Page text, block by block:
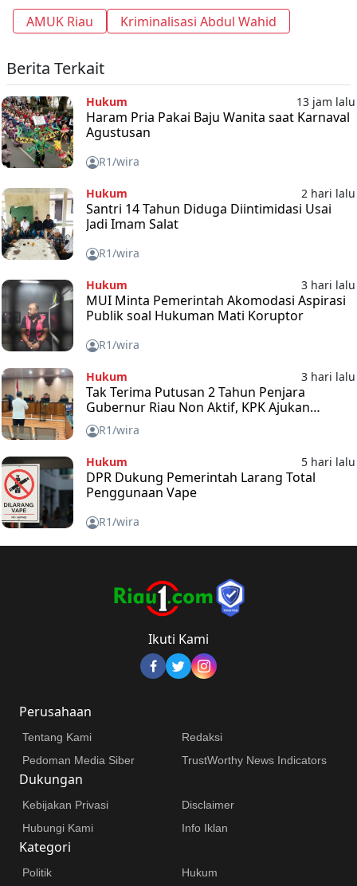
AMUK Riau
Kriminalisasi Abdul Wahid
Berita Terkait
Hukum 13 jam lalu
Haram Pria Pakai Baju Wanita saat Karnaval
Agustusan
R1/wira
Hukum 2 hari lalu
Santri 14 Tahun Diduga Diintimidasi Usai
Jadi Imam Salat
R1/wira
Hukum 3 hari lalu
MUI Minta Pemerintah Akomodasi Aspirasi
Publik soal Hukuman Mati Koruptor
R1/wira
Hukum 3 hari lalu
Tak Terima Putusan 2 Tahun Penjara
Gubernur Riau Non Aktif, KPK Ajukan
Banding
R1/wira
Hukum 5 hari lalu
DPR Dukung Pemerintah Larang Total
Penggunaan Vape
R1/wira
Ikuti Kami
Perusahaan
Tentang Kami
Redaksi
Pedoman Media Siber
TrustWorthy News Indicators
Dukungan
Kebijakan Privasi
Disclaimer
Hubungi Kami
Info Iklan
Kategori
Politik Hukum